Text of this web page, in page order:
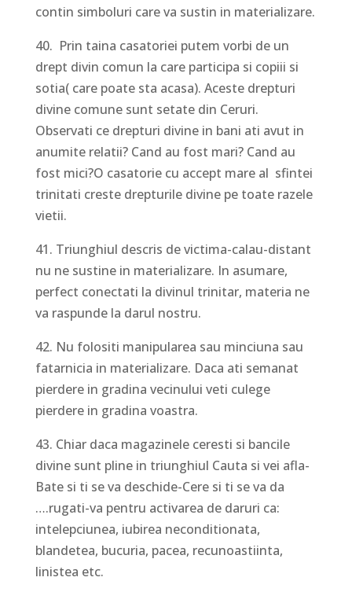
contin simboluri care va sustin in materializare.
40. Prin taina casatoriei putem vorbi de un
drept divin comun la care participa si copiii si
sotia( care poate sta acasa). Aceste drepturi
divine comune sunt setate din Ceruri.
Observati ce drepturi divine in bani ati avut in
anumite relatii? Cand au fost mari? Cand au
fost mici?O casatorie cu accept mare al sfintei
trinitati creste drepturile divine pe toate razele
vietii.
41. Triunghiul descris de victima-calau-distant
nu ne sustine in materializare. In asumare,
perfect conectati la divinul trinitar, materia ne
va raspunde la darul nostru.
42. Nu folositi manipularea sau minciuna sau
fatarnicia in materializare. Daca ati semanat
pierdere in gradina vecinului veti culege
pierdere in gradina voastra.
43. Chiar daca magazinele ceresti si bancile
divine sunt pline in triunghiul Cauta si vei afla-
Bate si ti se va deschide-Cere si ti se va da
….rugati-va pentru activarea de daruri ca:
intelepciunea, iubirea neconditionata,
blandetea, bucuria, pacea, recunoastiinta,
linistea etc.